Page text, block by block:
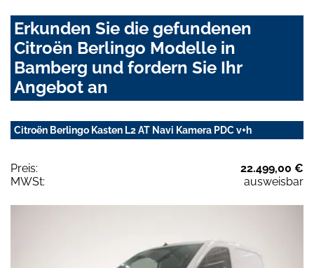
Erkunden Sie die gefundenen
Citroën Berlingo Modelle in
Bamberg und fordern Sie Ihr
Angebot an
Citroën Berlingo Kasten L2 AT Navi Kamera PDC v+h
Preis:
22.499,00 €
MWSt:
ausweisbar